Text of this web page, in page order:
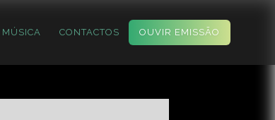
MÚSICA CONTACTOS OUVIR EMISSÃO